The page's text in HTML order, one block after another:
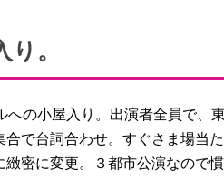
。
への小屋入り。出演者全員で、
合で台詞合わせ。すぐさま場当
緻密に変更。３都市公演なので